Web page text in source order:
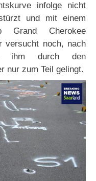
infolge nicht
und mit einem
Grand Cherokee
versucht noch, nach
ihm durch den
nur zum Teil gelingt.